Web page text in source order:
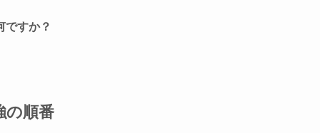
ですか？
の順番